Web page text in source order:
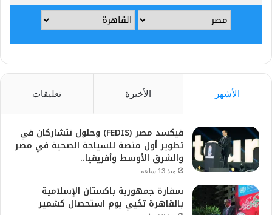
الأشهر الأخيرة تعليقات
فيكسد مصر (FEDIS) وحلول تتشاركان في
تطوير أول منصة للسياحة الصحية في مصر
والشرق الأوسط وأفريقيا..
منذ 13 ساعة
سفارة جمهورية باكستان الإسلامية
بالقاهرة تحُيي يوم استحصال كشمير